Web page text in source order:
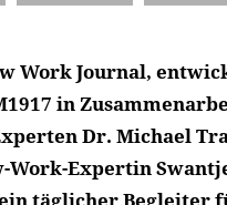
Work Journal,
in
Dr. Michael
Work-Expertin